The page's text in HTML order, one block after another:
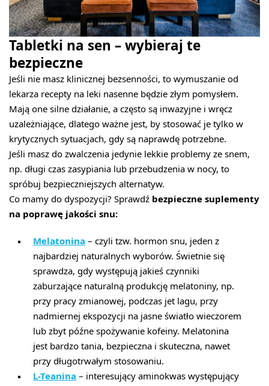
Tabletki na sen – wybieraj te
bezpieczne
Jeśli nie masz klinicznej bezsenności, to wymuszanie od
lekarza recepty na leki nasenne będzie złym pomysłem.
Mają one silne działanie, a często są inwazyjne i wręcz
uzależniające, dlatego ważne jest, by stosować je tylko w
krytycznych sytuacjach, gdy są naprawdę potrzebne.
Jeśli masz do zwalczenia jedynie lekkie problemy ze snem,
np. długi czas zasypiania lub przebudzenia w nocy, to
spróbuj bezpieczniejszych alternatyw.
Co mamy do dyspozycji? Sprawdź bezpieczne suplementy
na poprawę jakości snu:
Melatonina – czyli tzw. hormon snu, jeden z
najbardziej naturalnych wyborów. Świetnie się
sprawdza, gdy występują jakieś czynniki
zaburzające naturalną produkcję melatoniny, np.
przy pracy zmianowej, podczas jet lagu, przy
nadmiernej ekspozycji na jasne światło wieczorem
lub zbyt późne spożywanie kofeiny. Melatonina
jest bardzo tania, bezpieczna i skuteczna, nawet
przy długotrwałym stosowaniu.
L-Teanina – interesujący aminokwas występujący